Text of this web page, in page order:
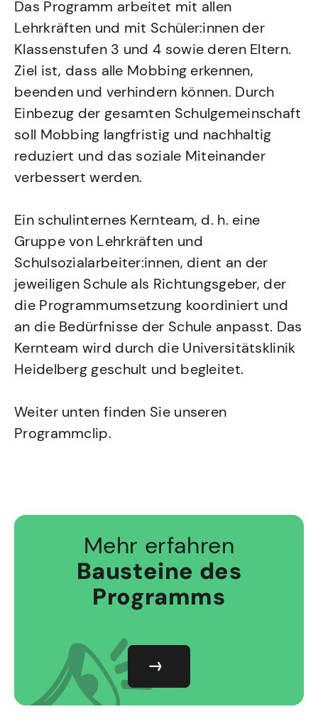
Das Programm arbeitet mit allen
Lehrkräften und mit Schüler:innen der
Klassenstufen 3 und 4 sowie deren Eltern.
Ziel ist, dass alle Mobbing erkennen,
beenden und verhindern können. Durch
Einbezug der gesamten Schulgemeinschaft
soll Mobbing langfristig und nachhaltig
reduziert und das soziale Miteinander
verbessert werden.
Ein schulinternes Kernteam, d. h. eine
Gruppe von Lehrkräften und
Schulsozialarbeiter:innen, dient an der
jeweiligen Schule als Richtungsgeber, der
die Programmumsetzung koordiniert und
an die Bedürfnisse der Schule anpasst. Das
Kernteam wird durch die Universitätsklinik
Heidelberg geschult und begleitet.
Weiter unten finden Sie unseren
Programmclip.
Mehr erfahren
Bausteine des
Programms